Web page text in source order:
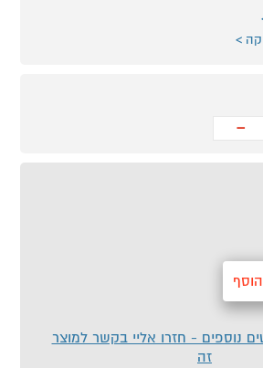
-
הוסף
נוספים - חזרו אליי בקשר למוצר
זה